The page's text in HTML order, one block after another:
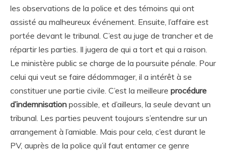
les observations de la police et des témoins qui ont
assisté au malheureux événement. Ensuite, l’affaire est
portée devant le tribunal. C’est au juge de trancher et de
répartir les parties. Il jugera de qui a tort et qui a raison.
Le ministère public se charge de la poursuite pénale. Pour
celui qui veut se faire dédommager, il a intérêt à se
constituer une partie civile. C’est la meilleure procédure
d’indemnisation possible, et d’ailleurs, la seule devant un
tribunal. Les parties peuvent toujours s’entendre sur un
arrangement à l’amiable. Mais pour cela, c’est durant le
PV, auprès de la police qu’il faut entamer ce genre